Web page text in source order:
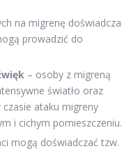
na migrenę doświadcza
prowadzić do
– osoby z migreną
światło oraz
czasie ataku migreny
i cichym pomieszczeniu.
mogą doświadczać tzw.